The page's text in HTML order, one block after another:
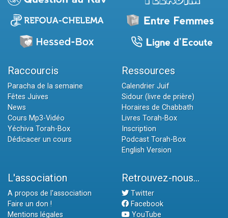
Raccourcis
Paracha de la semaine
Fêtes Juives
News
Cours Mp3-Vidéo
Yéchiva Torah-Box
Dédicacer un cours
Ressources
Calendrier Juif
Sidour (livre de prière)
Horaires de Chabbath
Livres Torah-Box
Inscription
Podcast Torah-Box
English Version
L'association
A propos de l'association
Faire un don !
Mentions légales
Retrouvez-nous...
Twitter
Facebook
YouTube